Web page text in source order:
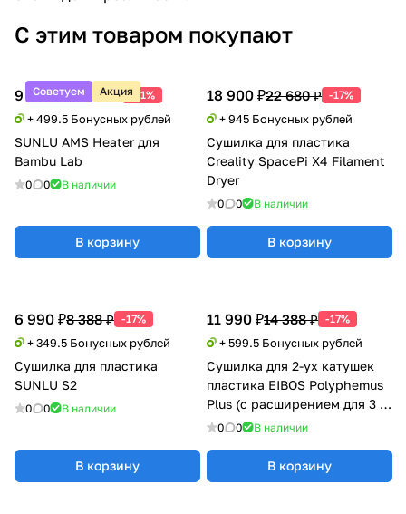
С этим товаром покупают
Советуем Акция
9 990 ₽20 388 ₽ -51%
+ 499.5 Бонусных рублей
SUNLU AMS Heater для
Bambu Lab
0 0 В наличии
В корзину
18 900 ₽22 680 ₽ -17%
+ 945 Бонусных рублей
Сушилка для пластика
Creality SpacePi X4 Filament
Dryer
0 0 В наличии
В корзину
6 990 ₽8 388 ₽ -17%
+ 349.5 Бонусных рублей
Сушилка для пластика
SUNLU S2
0 0 В наличии
В корзину
11 990 ₽14 388 ₽ -17%
+ 599.5 Бонусных рублей
Сушилка для 2-ух катушек
пластика EIBOS Polyphemus
Plus (с расширением для 3 кг
катушки)
0 0 В наличии
В корзину